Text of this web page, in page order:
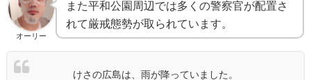
オーリー
また平和公園周辺では多くの警察官が配置さ
れて厳戒態勢が取られています。
けさの広島は、雨が降っていました。